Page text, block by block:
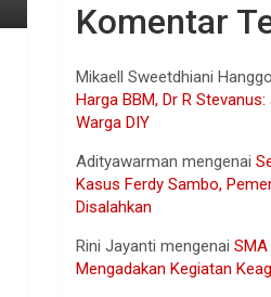
Komentar
Mikaell Sweetdhiani
Harga BBM, Dr R
Warga DIY
Adityawarman mengenai
Kasus Ferdy Sambo,
Disalahkan
Rini Jayanti mengenai
Mengadakan Kegiatan